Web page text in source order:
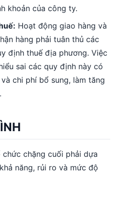
khoản của công ty.
Hoạt động giao hàng và
hàng phải tuân thủ các
định thuế địa phương. Việc
sai các quy định này có
chi phí bổ sung, làm tăng
chặng cuối phải dựa
năng, rủi ro và mức độ